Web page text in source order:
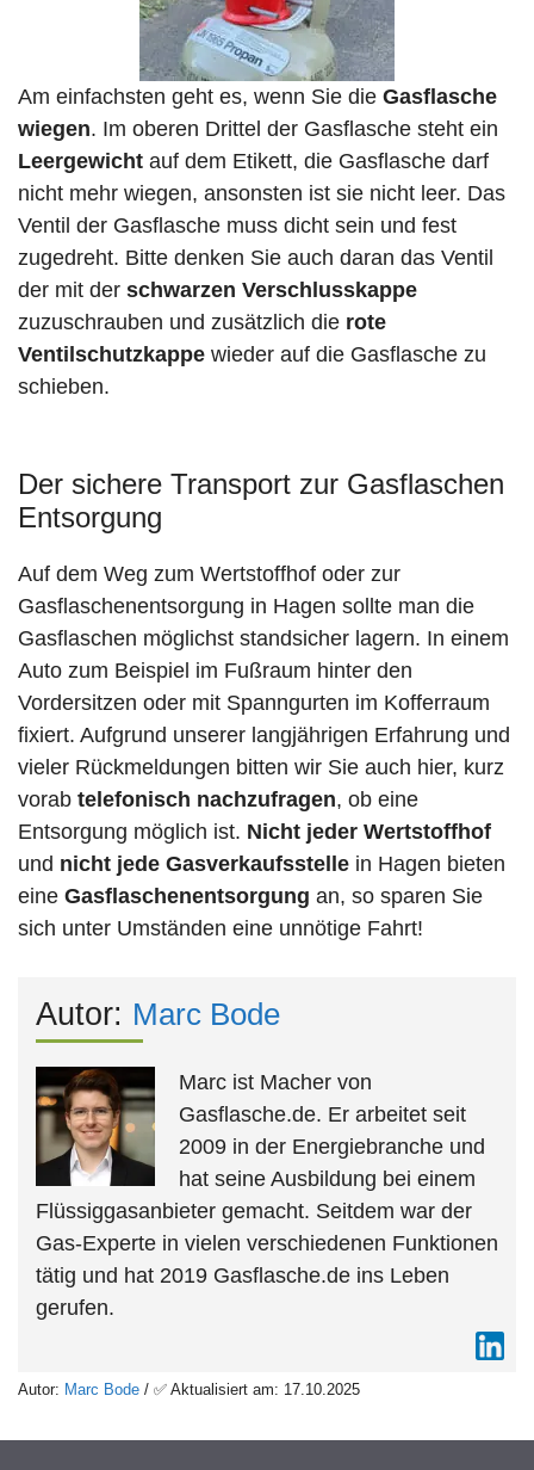
Am einfachsten geht es, wenn Sie die Gasflasche
wiegen. Im oberen Drittel der Gasflasche steht ein
Leergewicht auf dem Etikett, die Gasflasche darf
nicht mehr wiegen, ansonsten ist sie nicht leer. Das
Ventil der Gasflasche muss dicht sein und fest
zugedreht. Bitte denken Sie auch daran das Ventil
der mit der schwarzen Verschlusskappe
zuzuschrauben und zusätzlich die rote
Ventilschutzkappe wieder auf die Gasflasche zu
schieben.
Der sichere Transport zur Gasflaschen
Entsorgung
Auf dem Weg zum Wertstoffhof oder zur
Gasflaschenentsorgung in Hagen sollte man die
Gasflaschen möglichst standsicher lagern. In einem
Auto zum Beispiel im Fußraum hinter den
Vordersitzen oder mit Spanngurten im Kofferraum
fixiert. Aufgrund unserer langjährigen Erfahrung und
vieler Rückmeldungen bitten wir Sie auch hier, kurz
vorab telefonisch nachzufragen, ob eine
Entsorgung möglich ist. Nicht jeder Wertstoffhof
und nicht jede Gasverkaufsstelle in Hagen bieten
eine Gasflaschenentsorgung an, so sparen Sie
sich unter Umständen eine unnötige Fahrt!
Autor: Marc Bode
Marc ist Macher von
Gasflasche.de. Er arbeitet seit
2009 in der Energiebranche und
hat seine Ausbildung bei einem
Flüssiggasanbieter gemacht. Seitdem war der
Gas-Experte in vielen verschiedenen Funktionen
tätig und hat 2019 Gasflasche.de ins Leben
gerufen.
Autor: Marc Bode / ✅ Aktualisiert am: 17.10.2025